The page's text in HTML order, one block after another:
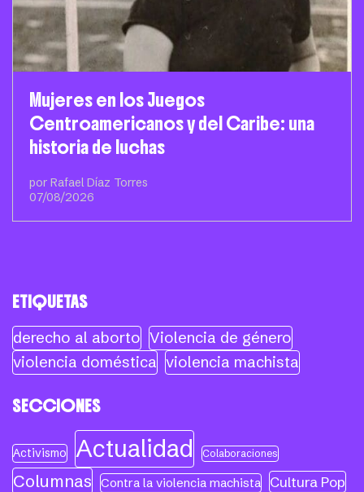
Mujeres en los Juegos
Centroamericanos y del Caribe: una
historia de luchas
por Rafael Díaz Torres
07/08/2026
ETIQUETAS
derecho al aborto Violencia de género
violencia doméstica violencia machista
SECCIONES
Activismo Actualidad Colaboraciones
Columnas Contra la violencia machista Cultura Pop